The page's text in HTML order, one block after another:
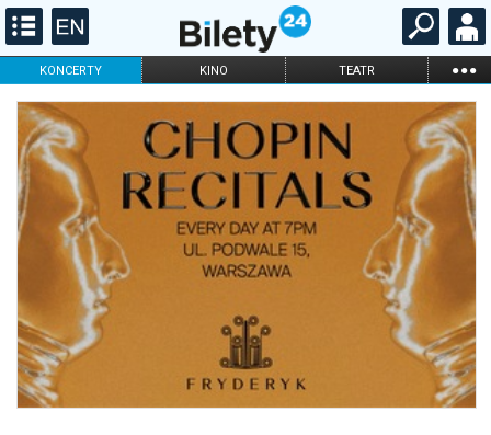
KONCERTY KINO TEATR ...
FILHARMONIA OPERA I BALET
DLA DZIECI
ONLINE KARNETY